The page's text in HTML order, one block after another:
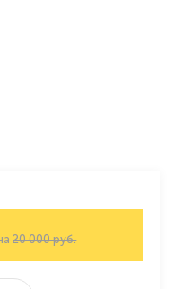
20 000 руб.